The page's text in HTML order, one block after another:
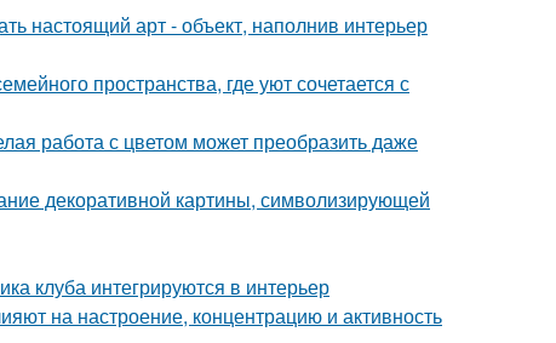
настоящий арт - объект, наполнив интерьер
пространства, где уют сочетается с
работа с цветом может преобразить даже
декоративной картины, символизирующей
клуба интегрируются в интерьер
на настроение, концентрацию и активность